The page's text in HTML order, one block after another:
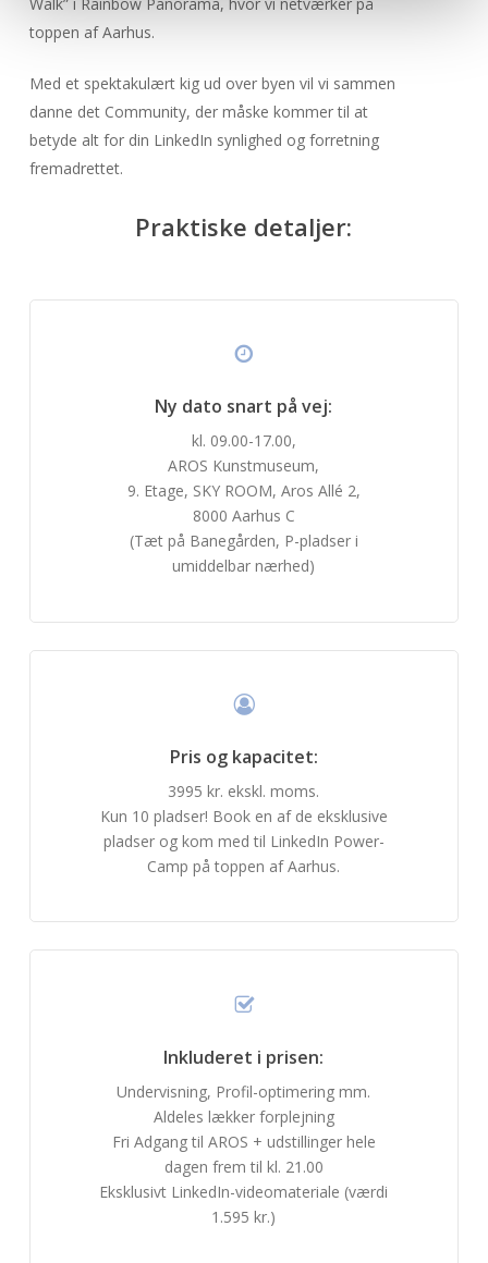
Walk” i Rainbow Panorama, hvor vi netværker på
toppen af Aarhus.
Med et spektakulært kig ud over byen vil vi sammen
danne det Community, der måske kommer til at
betyde alt for din LinkedIn synlighed og forretning
fremadrettet.
Praktiske detaljer:
Ny dato snart på vej:
kl. 09.00-17.00,
AROS Kunstmuseum,
9. Etage, SKY ROOM, Aros Allé 2,
8000 Aarhus C
(Tæt på Banegården, P-pladser i
umiddelbar nærhed)
Pris og kapacitet:
3995 kr. ekskl. moms.
Kun 10 pladser! Book en af de eksklusive
pladser og kom med til LinkedIn Power-
Camp på toppen af Aarhus.
Inkluderet i prisen:
Undervisning, Profil-optimering mm.
Aldeles lækker forplejning
Fri Adgang til AROS + udstillinger hele
dagen frem til kl. 21.00
Eksklusivt LinkedIn-videomateriale (værdi
1.595 kr.)